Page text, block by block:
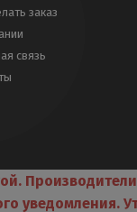
заказ
связь